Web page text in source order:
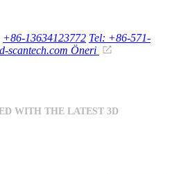
+86-13634123772 Tel: +86-571-
scantech.com Öneri